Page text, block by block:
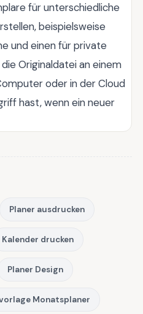
für unterschiedliche
beispielsweise
und einen für private
Originaldatei an einem
oder in der Cloud
hast, wenn ein neuer
Planer ausdrucken
Kalender drucken
Planer Design
Monatsplaner